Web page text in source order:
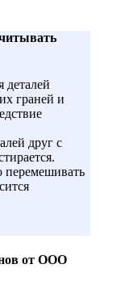
деталей
граней и
друг с
перемешивать
от ООО